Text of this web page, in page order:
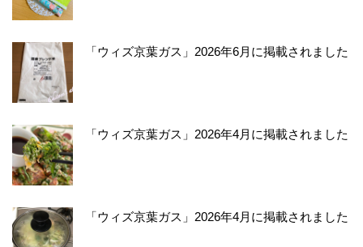
「ウィズ京葉ガス」2026年6月に掲載されました
「ウィズ京葉ガス」2026年4月に掲載されました
「ウィズ京葉ガス」2026年4月に掲載されました